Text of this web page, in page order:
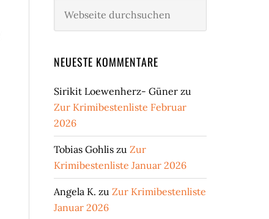
durchsuchen
NEUESTE KOMMENTARE
Sirikit Loewenherz- Güner zu
Zur Krimibestenliste Februar
2026
Tobias Gohlis zu Zur
Krimibestenliste Januar 2026
Angela K. zu Zur Krimibestenliste
Januar 2026